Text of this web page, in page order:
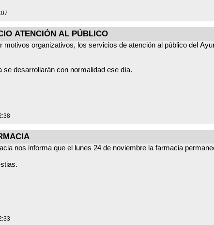
ATENCIÓN AL PÚBLICO
motivos organizativos, los servicios de atención al público del
se desarrollarán con normalidad ese día.
yoga.
nos informa que el lunes 24 de noviembre la farmacia